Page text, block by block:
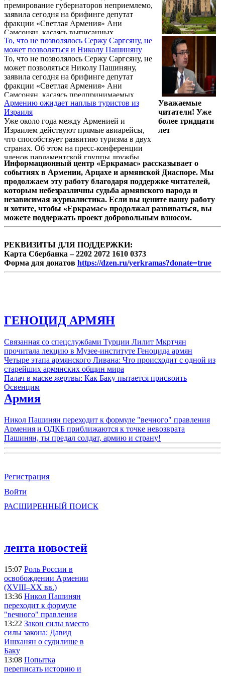
Армения» Геворк Горгисян.
премирование губернаторов неприемлемо,
заявила сегодня на брифинге депутат
фракции «Светлая Армения» Ани
Самсонян, касаясь выписанных
губернаторами себе и своим заместителям
премий.
То, что не позволялось Сержу Саргсяну, не
может позволяться и Николу Пашиняну
То, что не позволялось Сержу Саргсяну, не
может позволяться Николу Пашиняну,
заявила сегодня на брифинге депутат
фракции «Светлая Армения» Ани
Самсонян, касаясь предпринимаемых
правящим большинством попыток оставить
вне контроля парламента Службу
национальной безопасности и полицию.
Армению ожидает наплыв туристов из
Израиля
Уже около года между Арменией и
Израилем действуют прямые авиарейсы,
что способствует развитию туризма в двух
странах. Об этом на пресс-конференции
членов парламентской группы дружбы
Армения – Израиль заявил 16 февраля
секретарь парламентской фракции блока
«Выход», член делегации Геворк Горгисян.
Уважаемые
читатели! Уже
более тридцати
лет
Информационный центр «Еркрамас» рассказывает о
событиях в Армении, Арцахе и армянской Диаспоре. Мы
продолжаем эту работу благодаря поддержке читателей,
которым небезразличны судьба армянского народа и
независимая журналистика. Если вы цените нашу работу
и хотите, чтобы «Еркрамас» продолжал развиваться, вы
можете поддержать проект добровольным взносом.
РЕКВИЗИТЫ ДЛЯ ПОДДЕРЖКИ:
Карта Сбербанка – 2202 2072 1610 0373
Форма для донатов https://dzen.ru/yerkramas?donate=true
ГЕНОЦИД АРМЯН
Связанная со спецслужбами Турции Лилит Мкртчян
прочитала лекцию в Музее-институте Геноцида армян
Четыре этапа армянского Ливана: Что происходит с одной из
старейших армянских общин мира
Палач в маске жертвы: Как Баку пытается присвоить
Освенцим
Армия
Никол Пашинян переходит к формуле "вечного" правления
Армения и ОДКБ приближаются к точке невозврата
Пашинян, ты предал солдат, армию и страну!
Регистрация
Войти
РАСШИРЕННЫЙ ПОИСК
лента новостей
15:07 Роль России в
освобождении Армении
(XVIII–XX вв.)
13:36 Никол Пашинян
переходит к формуле
"вечного" правления
13:22 Закон силы вместо
силы закона: Давид
Ишханян о судилище в
Баку
13:08 Попытка
переписать историю и